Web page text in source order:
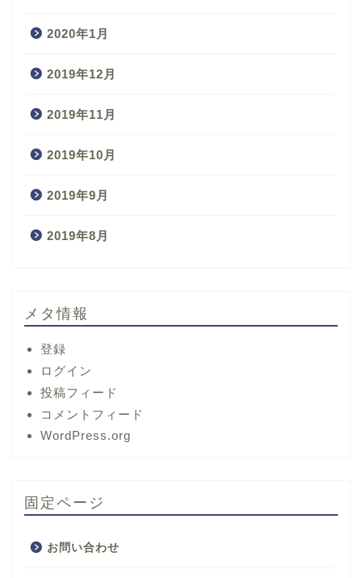
2020年1月
2019年12月
2019年11月
2019年10月
2019年9月
2019年8月
メタ情報
登録
ログイン
投稿フィード
コメントフィード
WordPress.org
固定ページ
お問い合わせ
プロフィール